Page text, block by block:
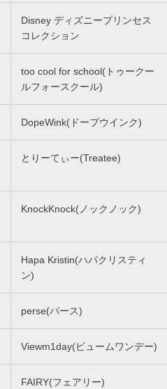
Disney ディズニープリンセス
コレクション
too cool for school(トゥークー
ルフォースクール)
DopeWink(ドープウインク)
とりーてぃー(Treatee)
KnockKnock(ノックノック)
Hapa Kristin(ハパクリスティ
ン)
perse(パース)
Viewm1day(ビュームワンデー)
FAIRY(フェアリー)